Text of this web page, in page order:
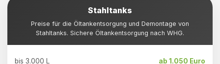
Stahltanks
Preise für die Öltankentsorgung und Demontage von
Stahltanks. Sichere Öltankentsorgung nach WHG.
bis 3.000 L ab 1.050 Euro